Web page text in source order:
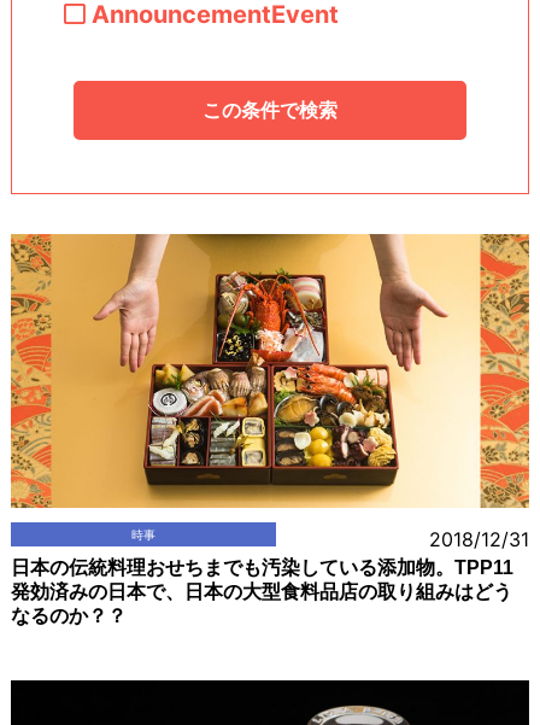
AnnouncementEvent
時事 2018/12/31
日本の伝統料理おせちまでも汚染している添加物。TPP11
発効済みの日本で、日本の大型食料品店の取り組みはどう
なるのか？？